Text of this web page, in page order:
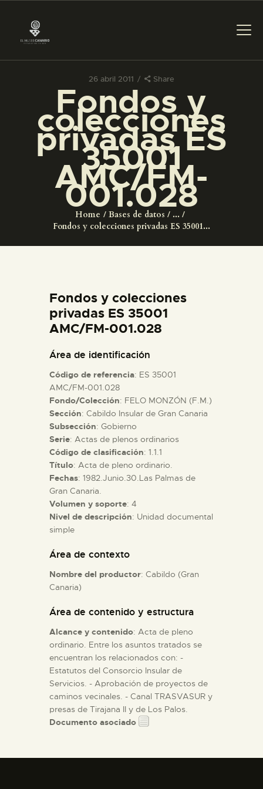
26 abril 2011 Share
Fondos y
colecciones
privadas ES
35001
AMC/FM-
001.028
Home Bases de datos
...
Fondos y colecciones privadas ES 35001...
PREPARAR LA VISITA
ACTIVIDADES
█
EL MUSEO
ESPAÑOL
ACTIVIDADES
█
EL MUSEO
COLECCIONES
DIDÁCTICA
ESPAÑOL
Fondos y colecciones
privadas ES 35001
AMC/FM-001.028
Área de identificación
Código de referencia: ES 35001
AMC/FM-001.028
Fondo/Colección: FELO MONZÓN (F.M.)
Sección: Cabildo Insular de Gran Canaria
Subsección: Gobierno
Serie: Actas de plenos ordinarios
Código de clasificación: 1.1.1
Título: Acta de pleno ordinario.
Fechas: 1982.Junio.30.Las Palmas de
Gran Canaria.
Volumen y soporte: 4
Nivel de descripción: Unidad documental
simple
Área de contexto
Nombre del productor: Cabildo (Gran
Canaria)
Área de contenido y estructura
Alcance y contenido: Acta de pleno
ordinario. Entre los asuntos tratados se
encuentran los relacionados con: -
Estatutos del Consorcio Insular de
Servicios. - Aprobación de proyectos de
caminos vecinales. - Canal TRASVASUR y
presas de Tirajana II y de Los Palos.
Documento asociado